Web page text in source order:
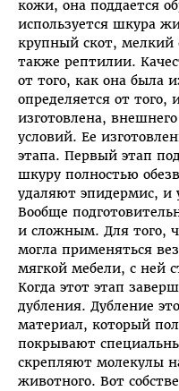
кожи, она поддается
используется шкура
крупный скот,
также рептилии.
от того, как она была
определяется от того,
изготовлена,
условий. Ее
этапа. Первый этап
шкуру полностью
удаляют эпидермис, и
Вообще
и сложным. Для того,
могла применяться
мягкой мебели, с ней
Когда этот этап
дубления. Дубление
материал, который
покрывают
скрепляют молекулы
животного. Вот